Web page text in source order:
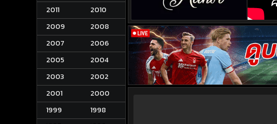
2011
2010
2009
2008
2007
2006
2005
2004
2003
2002
2001
2000
1999
1998